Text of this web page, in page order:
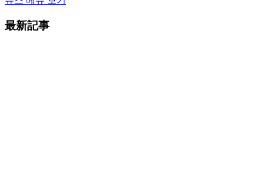
最新記事